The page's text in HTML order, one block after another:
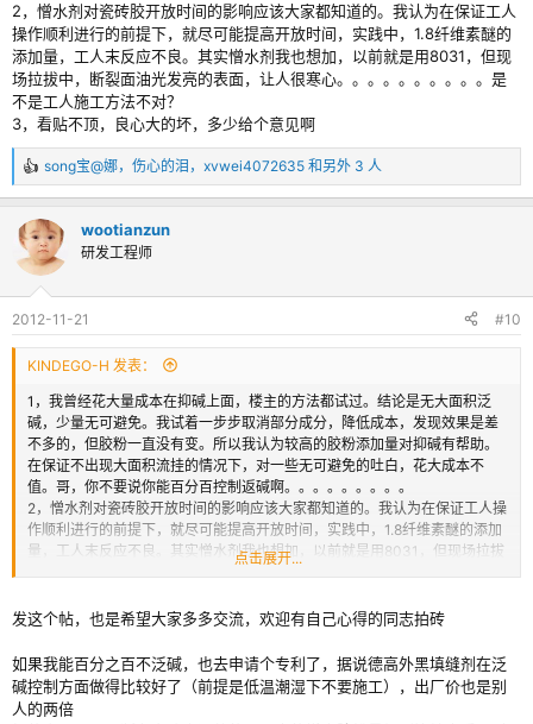
2，憎水剂对瓷砖胶开放时间的影响应该大家都知道的。我认为在保证工人
操作顺利进行的前提下，就尽可能提高开放时间，实践中，1.8纤维素醚的
添加量，工人末反应不良。其实憎水剂我也想加，以前就是用8031，但现
场拉拔中，断裂面油光发亮的表面，让人很寒心。。。。。。。。。。是
不是工人施工方法不对？
3，看贴不顶，良心大的坏，多少给个意见啊
反
馈
：
song宝@娜， 伤心的泪 ， xvwei4072635 和另外 3 人
wootianzun
研发工程师
2012-11-21 #10
KINDEGO-H 发表：
1，我曾经花大量成本在抑碱上面，楼主的方法都试过。结论是无大面积泛
碱，少量无可避免。我试着一步步取消部分成分，降低成本，发现效果是差
不多的，但胶粉一直没有变。所以我认为较高的胶粉添加量对抑碱有帮助。
在保证不出现大面积流挂的情况下，对一些无可避免的吐白，花大成本不
值。哥，你不要说你能百分百控制返碱啊。。。。。。。。。
2，憎水剂对瓷砖胶开放时间的影响应该大家都知道的。我认为在保证工人操
作顺利进行的前提下，就尽可能提高开放时间，实践中，1.8纤维素醚的添加
量，工人末反应不良。其实憎水剂我也想加，以前就是用8031，但现场拉拔
3，看贴不顶，良心大的坏，多少给个意见啊
点击展开...
发这个帖，也是希望大家多多交流，欢迎有自己心得的同志拍砖
如果我能百分之百不泛碱，也去申请个专利了，据说德高外黑填缝剂在泛
碱控制方面做得比较好了（前提是低温潮湿下不要施工），出厂价也是别
人的两倍